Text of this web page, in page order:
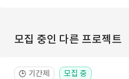
모집 중인 다른 프로젝트
🕒 기간제 모집 중